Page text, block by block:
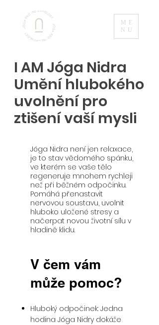
ME
NU
I AM Jóga Nidra
Umění hlubokého
uvolnění pro
ztišení vaší mysli
Jóga Nidra není jen relaxace,
je to stav vědomého spánku,
ve kterém se vaše tělo
regeneruje mnohem rychleji
než při běžném odpočinku.
Pomáhá přenastavit
nervovou soustavu, uvolnit
hluboko uložené stresy a
načerpat novou životní sílu v
hladině klidu.
V čem vám
může pomoc?
Hluboký odpočinek: Jedna
hodina Jóga Nidry dokáže